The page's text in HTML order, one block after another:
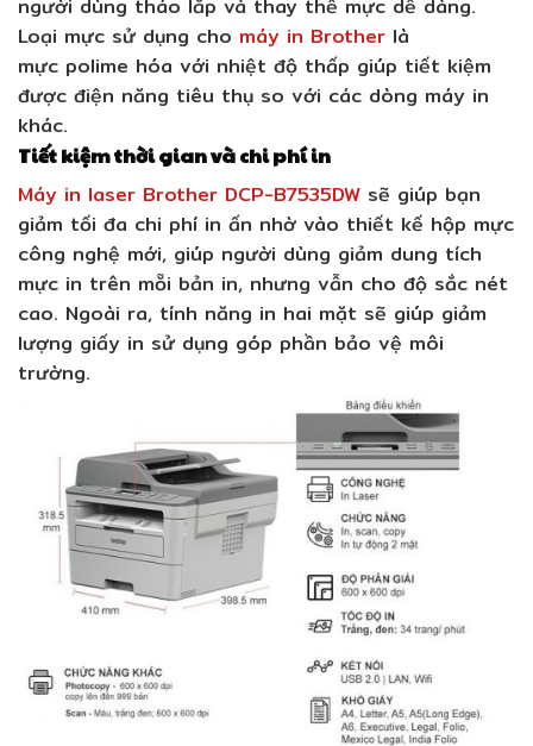
người dùng tháo lắp và thay thế mực dễ dàng.
Loại mực sử dụng cho máy in Brother là
mực polime hóa với nhiệt độ thấp giúp tiết kiệm
được điện năng tiêu thụ so với các dòng máy in
khác.
Tiết kiệm thời gian và chi phí in
Máy in laser Brother DCP-B7535DW sẽ giúp bạn
giảm tối đa chi phí in ấn nhờ vào thiết kế hộp mực
công nghệ mới, giúp người dùng giảm dung tích
mực in trên mỗi bản in, nhưng vẫn cho độ sắc nét
cao. Ngoài ra, tính năng in hai mặt sẽ giúp giảm
lượng giấy in sử dụng góp phần bảo vệ môi
trường.